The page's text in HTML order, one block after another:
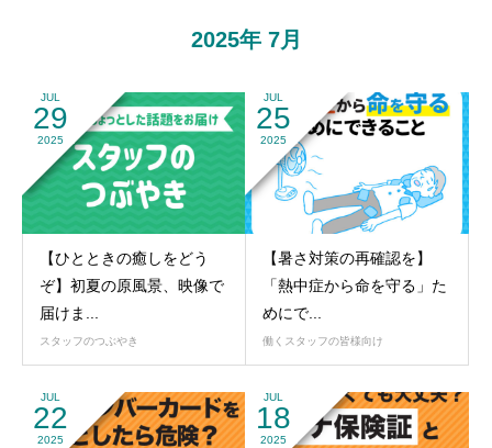
2025年 7月
JUL
29
2025
【ひとときの癒しをどう
ぞ】初夏の原風景、映像で
届けま...
スタッフのつぶやき
JUL
25
2025
【暑さ対策の再確認を】
「熱中症から命を守る」た
めにで...
働くスタッフの皆様向け
JUL
22
2025
JUL
18
2025